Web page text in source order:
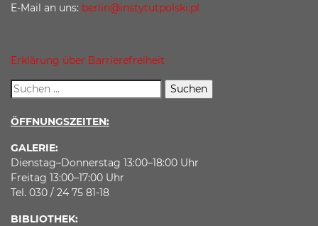
E-Mail an uns: berlin@instytutpolski.pl
Erklärung über Barrierefreiheit
ÖFFNUNGSZEITEN:
GALERIE:
Dienstag–Donnerstag 13:00–18:00 Uhr
Freitag 13:00–17:00 Uhr
Tel. 030 / 24 75 81-18
BIBLIOTHEK: